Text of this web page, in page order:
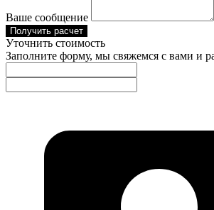
Ваше сообщение
Получить расчет
Уточнить стоимость
Заполните форму, мы свяжемся с вами и